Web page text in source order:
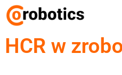
HCR w